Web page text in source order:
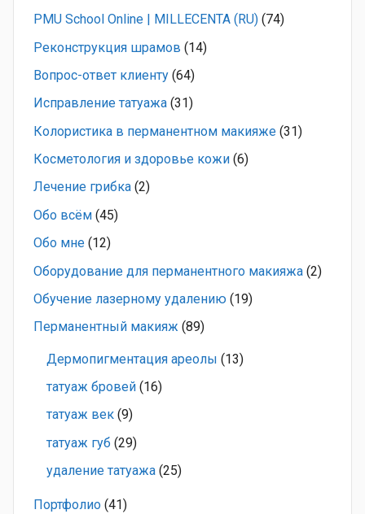
PMU School Online | MILLECENTA (RU) (74)
Pеконструкция шрамов (14)
Вопрос-ответ клиенту (64)
Исправление татуажа (31)
Колористика в перманентном макияже (31)
Косметология и здоровье кожи (6)
Лечение грибка (2)
Обо всём (45)
Обо мне (12)
Оборудование для перманентного макияжа (2)
Обучение лазерному удалению (19)
Перманентный макияж (89)
Дермопигментация ареолы (13)
татуаж бровей (16)
татуаж век (9)
татуаж губ (29)
удаление татуажа (25)
Портфолио (41)